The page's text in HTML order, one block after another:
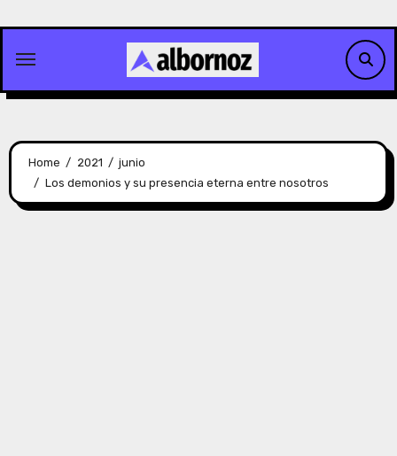
content
Home 2021
junio
Los demonios y su presencia eterna entre nosotros